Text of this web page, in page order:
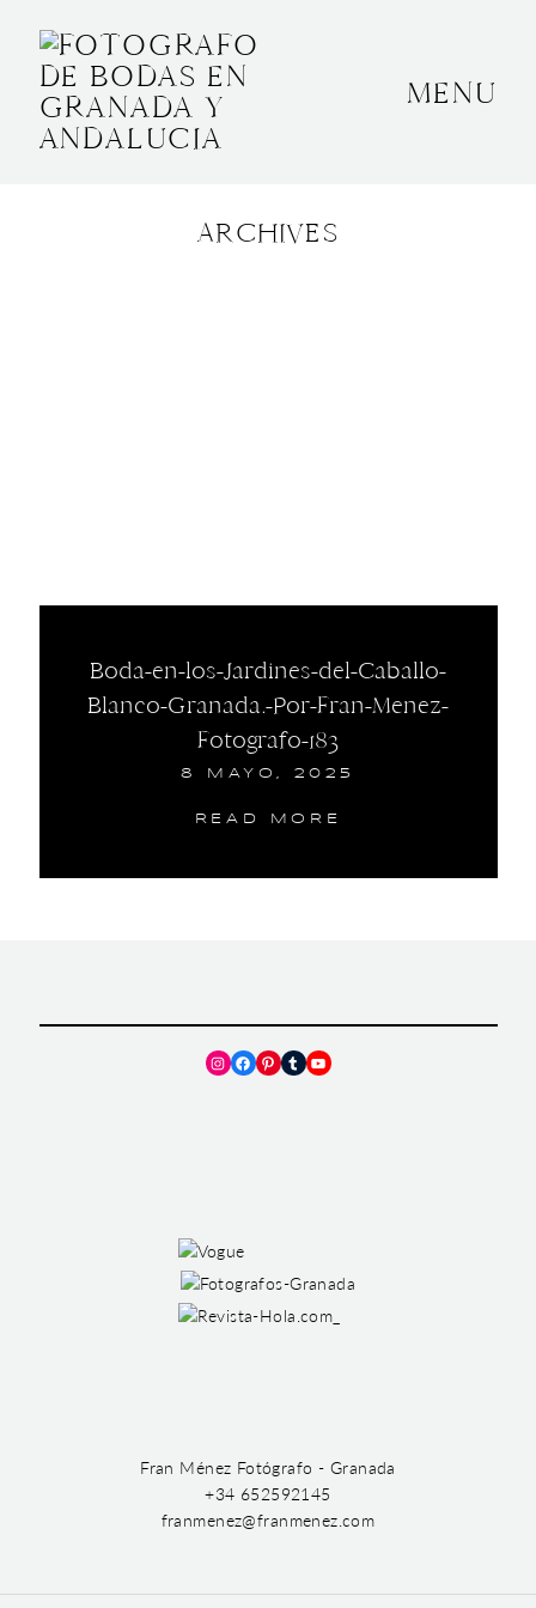
MENU
ARCHIVES
Boda-en-los-Jardines-del-Caballo-
Blanco-Granada.-Por-Fran-Menez-
Fotografo-183
8 MAYO, 2025
READ MORE
BODAS
Instagram
Facebook
Pinterest
TumblrYouTube
Fran Ménez Fotógrafo - Granada
+34 652592145
franmenez@franmenez.com